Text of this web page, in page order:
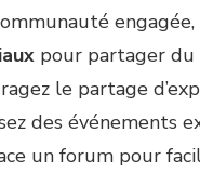
pour partager du
le partage
des événements
un forum pour